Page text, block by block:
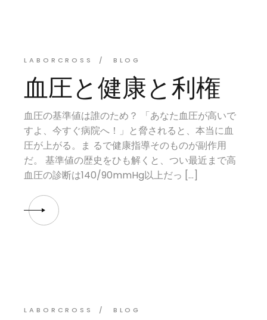
LABORCROSS BLOG
血圧と健康と利権
血圧の基準値は誰のため？ 「あなた血圧が高いで
すよ、今すぐ病院へ！」と脅されると、本当に血
圧が上がる。ま るで健康指導そのものが副作用
だ。 基準値の歴史をひも解くと、つい最近まで高
血圧の診断は140/90mmHg以上だっ […]
LABORCROSS BLOG